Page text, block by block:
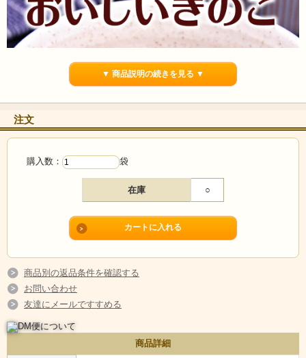
旨味のきいたダシと、プリプリのきのこ。もちろん、そ
のままでも”おいしいきのこ”です！
お客様からリピート続々の人気商品がついに登場です！
国内産きのこをかつおだし風味の醤油で煮つけたお惣菜です。
そのまま食べてもプリプリとした、それぞれの「きのこ」の味が楽しめ
ます。また、ネーミングのとおり、きのこの旨味がしみ込んだダシも一
緒に「大根おろし」をかけて食べてみて下さい。それはそれは美味しい
▼ 商品説明の続きを見る ▼
注文
購入数： 袋
在庫 ○
商品別の返品条件を確認する
お問い合わせ
友達にメールですすめる
商品詳細